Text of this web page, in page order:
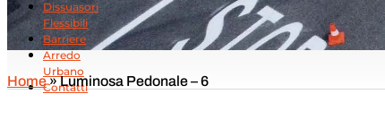
Dissuasori
Flessibili
Barriere
Arredo
Urbano
Contatti
Home»Luminosa Pedonale – 6